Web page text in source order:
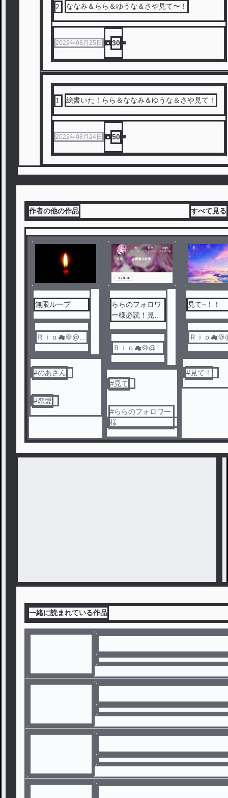
2 ななみ＆らら＆ゆうな＆さや見て〜！
2022年08月25日 30
1 絵書いた！らら＆ななみ＆ゆうな＆さや見て！
2022年08月24日 50
作者の他の作品 すべて見る
無限ループ
Ｒｉｏ☁🍪@1
#のあさん
#恋愛
ららのフォロワ
ー様必読！見な
Ｒｉｏ☁🍪@1
#見て
#ららのフォロワー
様
見て~！！
Ｒｉｏ
#見て！
一緒に読まれている作品